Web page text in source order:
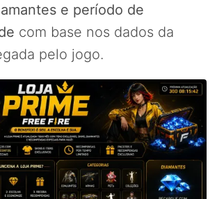
e período de
com base nos dados da
pelo jogo.